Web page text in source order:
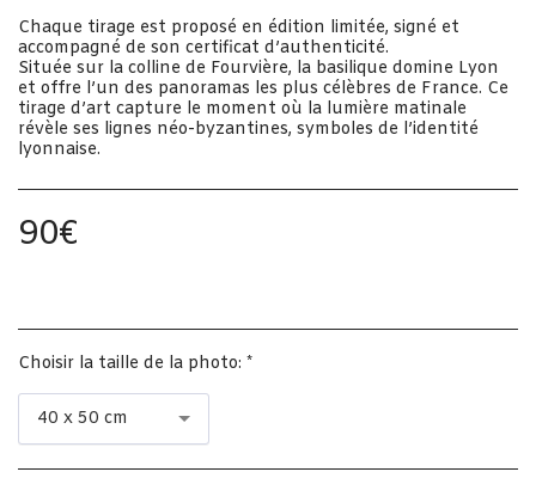
Chaque tirage est proposé en édition limitée, signé et
accompagné de son certificat d’authenticité.
Située sur la colline de Fourvière, la basilique domine Lyon
et offre l’un des panoramas les plus célèbres de France. Ce
tirage d’art capture le moment où la lumière matinale
révèle ses lignes néo-byzantines, symboles de l’identité
lyonnaise.
90€
Choisir la taille de la photo: *
40 x 50 cm